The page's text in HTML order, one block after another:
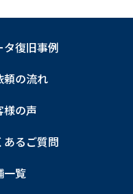
タ復旧事例
頼の流れ
様の声
あるご質問
一覧